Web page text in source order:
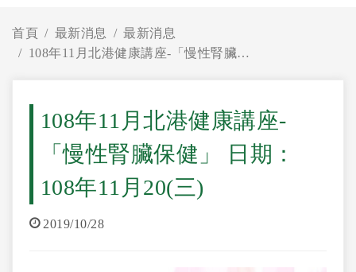
首頁 最新消息
最新消息
108年11月北港健康講座-「慢性腎臟保健」 日期：108年11月20(三)
108年11月北港健康講座-
「慢性腎臟保健」 日期：
108年11月20(三)
2019/10/28